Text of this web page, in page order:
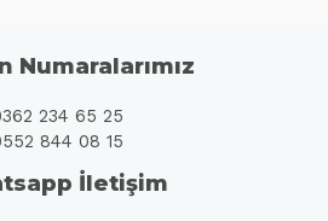
Numaralarımız
234 65 25
844 08 15
İletişim